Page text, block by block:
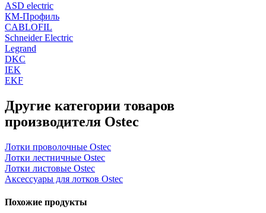
ASD electric
КМ-Профиль
CABLOFIL
Schneider Electric
Legrand
DKC
IEK
EKF
Другие категории товаров
производителя Ostec
Лотки проволочные Ostec
Лотки лестничные Ostec
Лотки листовые Ostec
Аксессуары для лотков Ostec
Похожие продукты